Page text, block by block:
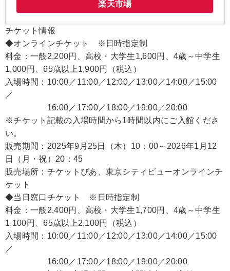
楽天市場
チケット情報
◆オンラインチケット ※日時指定制
料金：一般2,200円、高校・大学生1,600円、4歳～中学生
1,000円、65歳以上1,900円（税込）
入場時間：10:00／11:00／12:00／13:00／14:00／15:00
／
16:00／17:00／18:00／19:00／20:00
※チケット記載の入場時間から1時間以内にご入館くださ
い。
販売期間：2025年9月25日（木）10：00～2026年1月12
日（月・祝）20：45
販売場所：チケットぴあ、東京シティビューオンラインチ
ケット
◆当日窓口チケット ※日時指定制
料金：一般2,400円、高校・大学生1,700円、4歳～中学生
1,100円、65歳以上2,100円（税込）
入場時間：10:00／11:00／12:00／13:00／14:00／15:00
／
16:00／17:00／18:00／19:00／20:00